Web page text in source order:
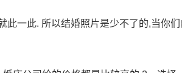
此一此. 所以结婚照片是少不了的,当你